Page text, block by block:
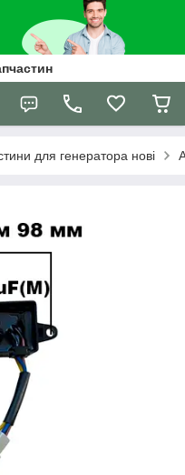
для генератора нові